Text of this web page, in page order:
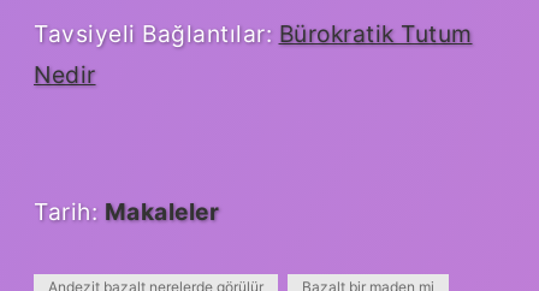
Tavsiyeli Bağlantılar: Bürokratik Tutum
Nedir
Tarih: Makaleler
Andezit bazalt nerelerde görülür Bazalt bir maden mi